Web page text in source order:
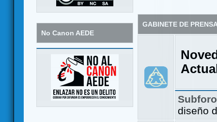
No Canon AEDE
GABINETE DE
diseño